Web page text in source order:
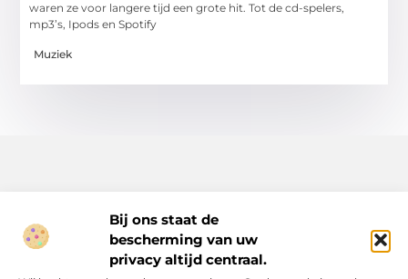
Bij ons staat de
bescherming van uw
privacy altijd centraal.
waren ze voor langere tijd een grote hit. Tot de cd-spelers,
mp3’s, Ipods en Spotify
Muziek
Inspiratie, tips en verhalen voor elk moment.
Ontdek een breed scala aan artikelen en blogs die je dagelijks